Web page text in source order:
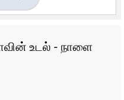
உடல் - நாளை